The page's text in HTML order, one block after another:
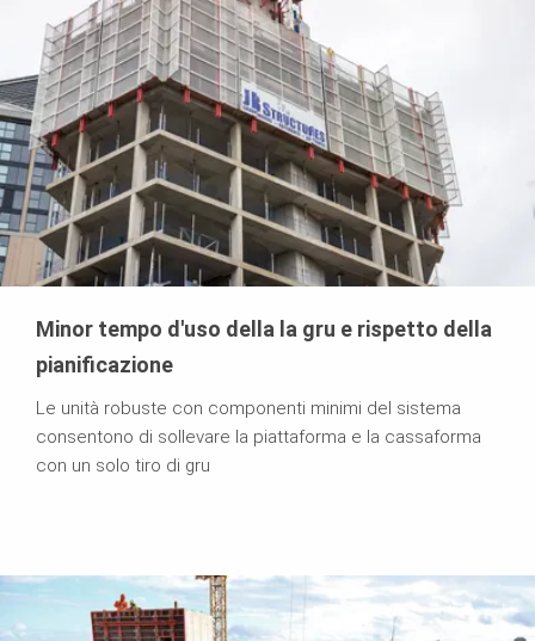
Minor tempo d'uso della la gru e rispetto della
pianificazione
Le unità robuste con componenti minimi del sistema
consentono di sollevare la piattaforma e la cassaforma
con un solo tiro di gru